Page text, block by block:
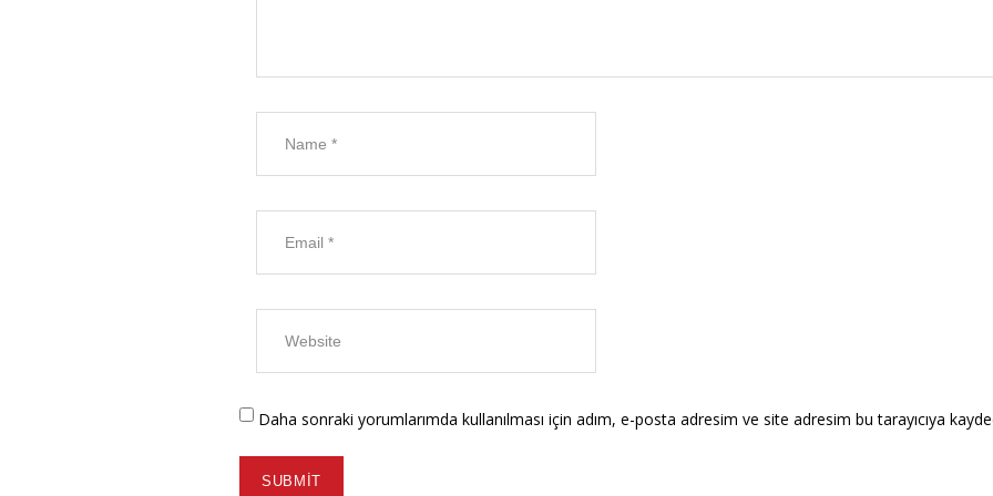
Daha sonraki yorumlarımda kullanılması için adım, e-posta adresim ve site adresim bu tarayıcıya